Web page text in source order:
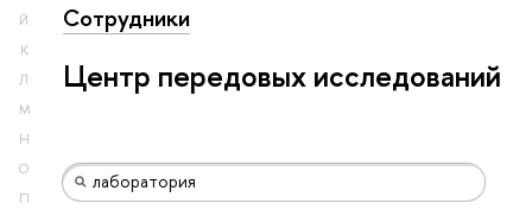
Й
К
Л
М
Н
О
П
Сотрудники
Центр передовых исследований